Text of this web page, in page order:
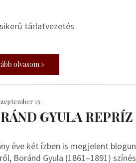
tárlatvezetés
olvasom »
15.
GYULA REPRÍZ
éve két ízben is megjelent
Boránd Gyula (1861–1891)